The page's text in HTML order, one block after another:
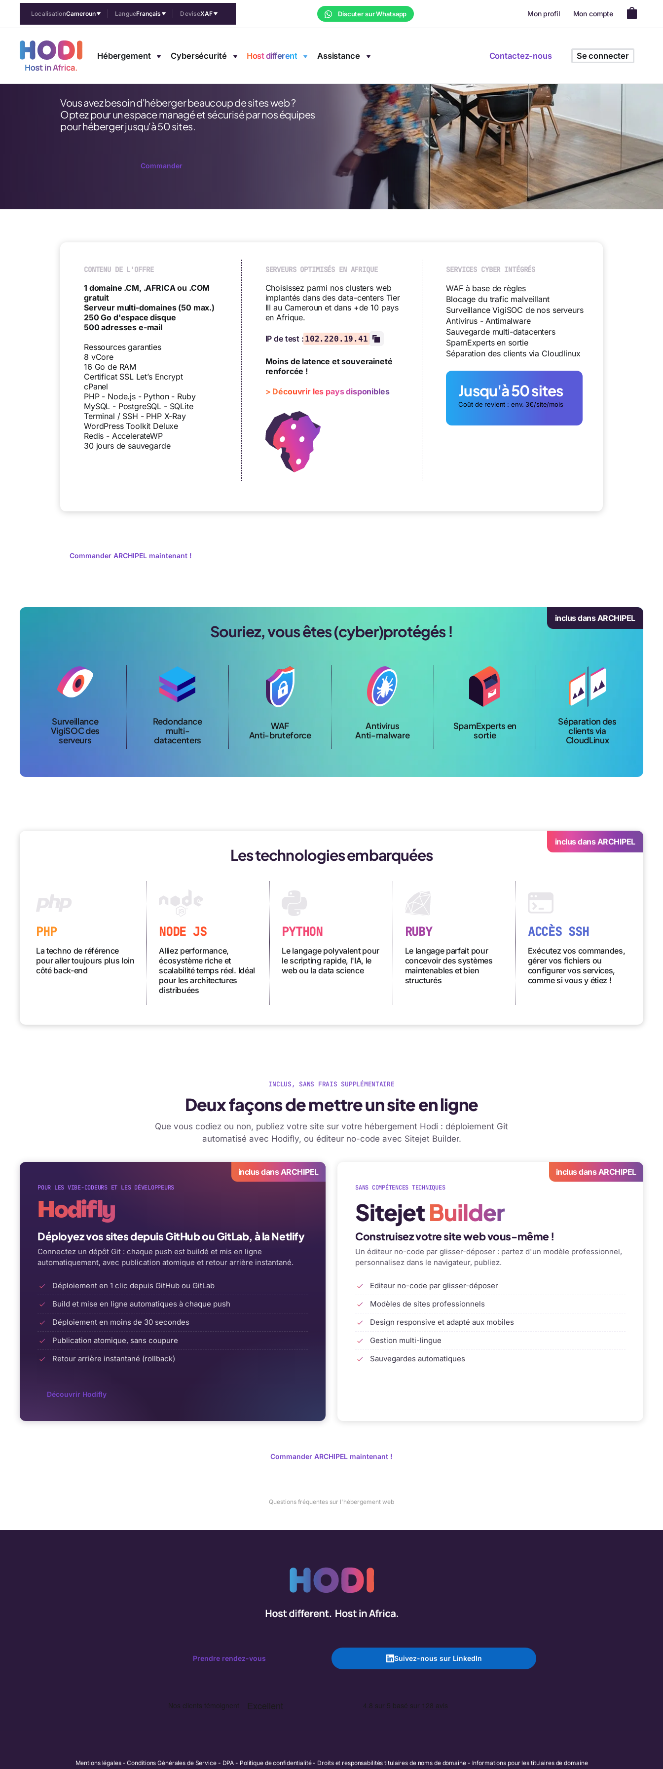
LocalisationCameroun LangueFrançais DeviseXAF Discuter sur Whatsapp Mon profil Mon compte
Hébergement Cybersécurité Host different Assistance Contactez-nous Se connecter
Archipel
à partir de
Vous avez besoin d'héberger beaucoup de sites web ?
Optez pour un espace managé et sécurisé par nos équipes
pour héberger jusqu'à 50 sites.
Commander
CONTENU DE L'OFFRE
1 domaine .CM, .AFRICA ou .COM
gratuit
Serveur multi-domaines (50 max.)
250 Go d'espace disque
500 adresses e-mail
Ressources garanties
8 vCore
16 Go de RAM
Certificat SSL Let’s Encrypt
cPanel
PHP - Node.js - Python - Ruby
MySQL - PostgreSQL - SQLite
Terminal / SSH - PHP X-Ray
WordPress Toolkit Deluxe
Redis - AccelerateWP
30 jours de sauvegarde
SERVEURS OPTIMISÉS EN AFRIQUE
Choisissez parmi nos clusters web
implantés dans des data-centers Tier
III au Cameroun et dans +de 10 pays
en Afrique.
IP de test : 102.220.19.41
Moins de latence et souveraineté
renforcée !
> Découvrir les pays disponibles
SERVICES CYBER INTÉGRÉS
WAF à base de règles
Blocage du trafic malveillant
Surveillance VigiSOC de nos serveurs
Antivirus - Antimalware
Sauvegarde multi-datacenters
SpamExperts en sortie
Séparation des clients via Cloudlinux
Jusqu'à 50 sites
Coût de revient : env. 3€/site/mois
Commander ARCHIPEL maintenant !
inclus dans ARCHIPEL
Souriez, vous êtes (cyber)protégés !
Surveillance
VigiSOC des
serveurs
Redondance
multi-
datacenters
WAF
Anti-bruteforce
Antivirus
Anti-malware
SpamExperts en
sortie
Séparation des
clients via
CloudLinux
inclus dans ARCHIPEL
Les technologies embarquées
PHP
La techno de référence
pour aller toujours plus loin
côté back-end
NODE JS
Alliez performance,
écosystème riche et
scalabilité temps réel. Idéal
pour les architectures
distribuées
PYTHON
Le langage polyvalent pour
le scripting rapide, l'IA, le
web ou la data science
RUBY
Le langage parfait pour
concevoir des systèmes
maintenables et bien
structurés
ACCÈS SSH
Exécutez vos commandes,
gérer vos fichiers ou
configurer vos services,
comme si vous y étiez !
INCLUS, SANS FRAIS SUPPLÉMENTAIRE
Deux façons de mettre un site en ligne
Que vous codiez ou non, publiez votre site sur votre hébergement Hodi : déploiement Git
automatisé avec Hodifly, ou éditeur no-code avec Sitejet Builder.
inclus dans ARCHIPEL
POUR LES VIBE-CODEURS ET LES DÉVELOPPEURS
Hodifly
Déployez vos sites depuis GitHub ou GitLab, à la Netlify
Connectez un dépôt Git : chaque push est buildé et mis en ligne
automatiquement, avec publication atomique et retour arrière instantané.
Déploiement en 1 clic depuis GitHub ou GitLab
Build et mise en ligne automatiques à chaque push
Déploiement en moins de 30 secondes
Publication atomique, sans coupure
Retour arrière instantané (rollback)
Découvrir Hodifly
inclus dans ARCHIPEL
SANS COMPÉTENCES TECHNIQUES
SitejetBuilder
Construisez votre site web vous-même !
Un éditeur no-code par glisser-déposer : partez d'un modèle professionnel,
personnalisez dans le navigateur, publiez.
Editeur no-code par glisser-déposer
Modèles de sites professionnels
Design responsive et adapté aux mobiles
Gestion multi-lingue
Sauvegardes automatiques
Commander ARCHIPEL maintenant !
Questions fréquentes sur l'hébergement web
Prendre rendez-vous Suivez-nous sur LinkedIn
Mentions légales Conditions Générales de Service DPA Politique de confidentialité Droits et responsabilités titulaires de noms de domaine Informations pour les titulaires de domaine